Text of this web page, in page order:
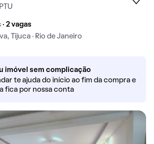
2 vagas
Tijuca · Rio de Janeiro
imóvel sem complicação
te ajuda do início ao fim da compra e
fica por nossa conta